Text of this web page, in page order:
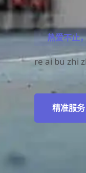
热爱不止
re ai bu zhi
精准服务